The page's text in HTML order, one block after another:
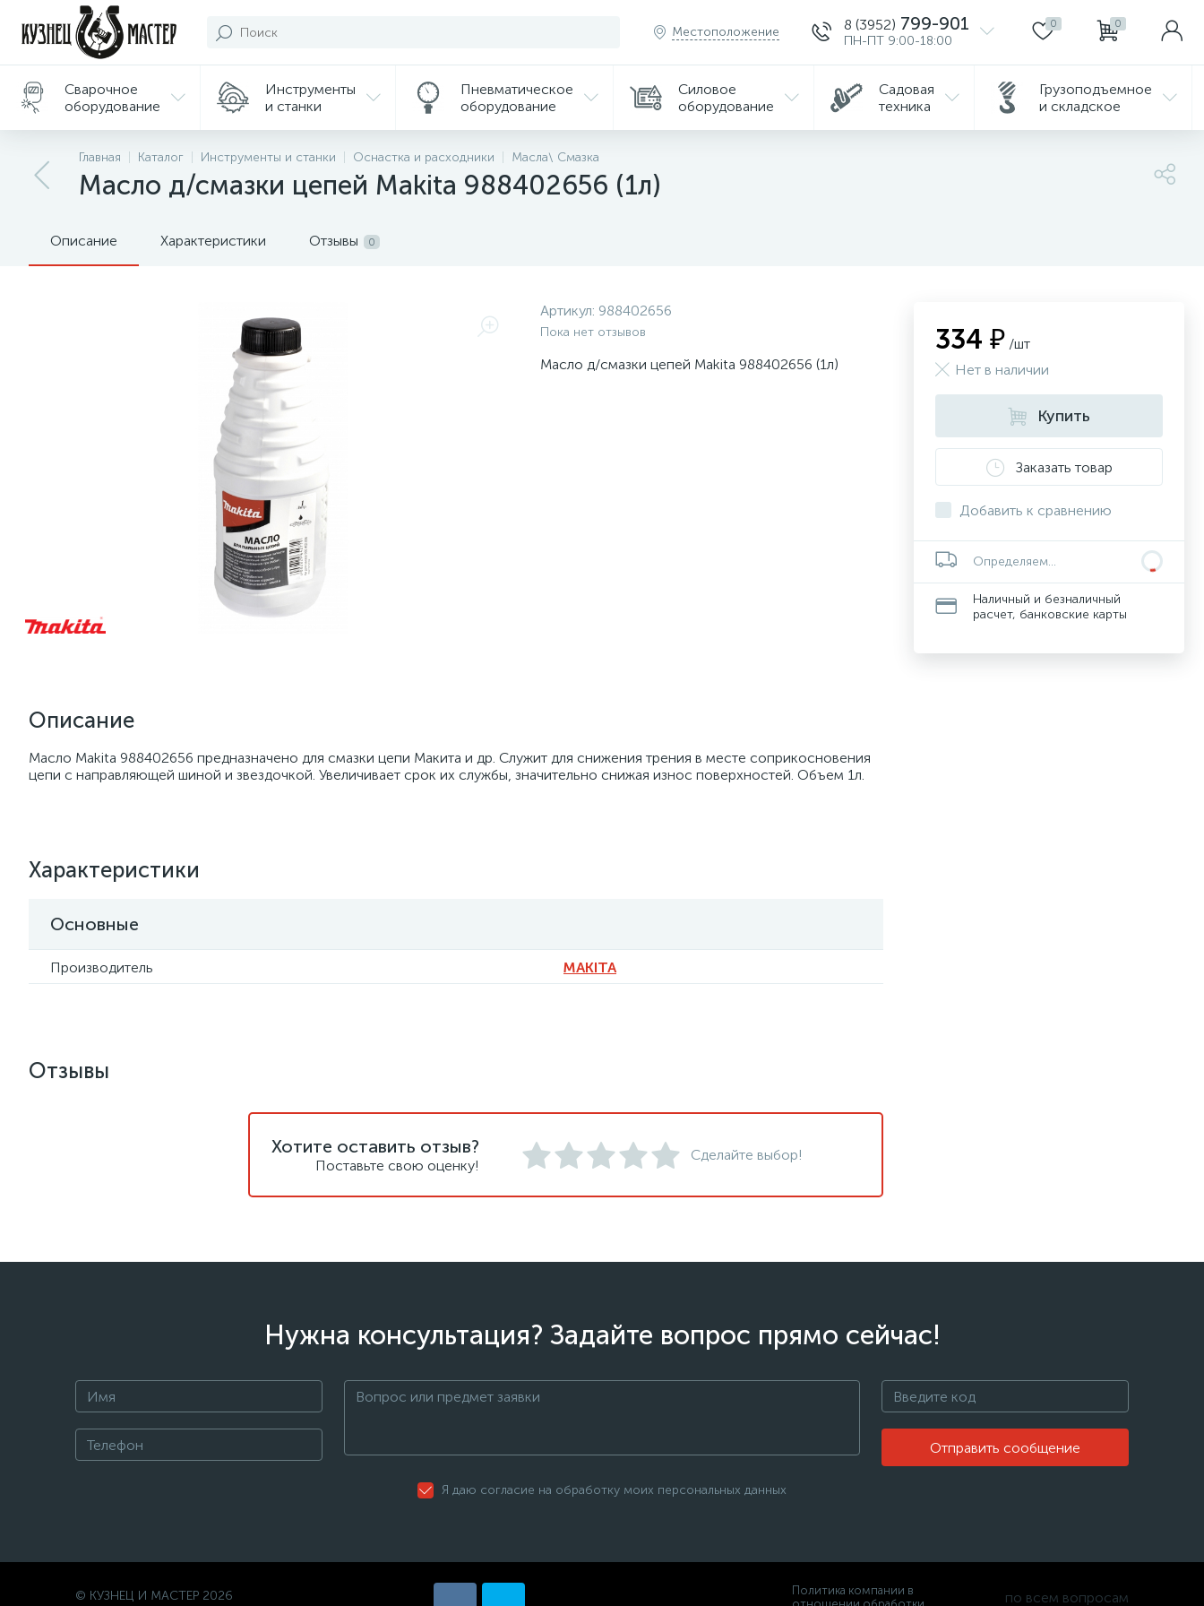
Местоположение 8 (3952) 799-901
ПН-ПТ 9:00-18:00
0 0
Сварочное
оборудование
Инструменты
и станки
Пневматическое
оборудование
Силовое
оборудование
Садовая
техника
Грузоподъемное
и складское
Подарки/
Сувениры
Главная Каталог Инструменты и станки Оснастка и расходники Масла\ Смазка
Масло д/смазки цепей Makita 988402656 (1л)
Описание Характеристики Отзывы 0
Артикул: 988402656
Пока нет отзывов
Масло д/смазки цепей Makita 988402656 (1л)
Описание
Масло Makita 988402656 предназначено для смазки цепи Макита и др. Служит для снижения трения в месте соприкосновения
цепи с направляющей шиной и звездочкой. Увеличивает срок их службы, значительно снижая износ поверхностей. Объем 1л.
Характеристики
Основные
Производитель MAKITA
334 ₽ /шт
Нет в наличии
Купить
Заказать товар
Добавить к сравнению
Определяем...
Наличный и безналичный
расчет, банковские карты
Отзывы
Хотите оставить отзыв?
Поставьте свою оценку!
Сделайте выбор!
Нужна консультация? Задайте вопрос прямо сейчас!
Отправить сообщение
Я даю согласие на обработку моих персональных данных
© КУЗНЕЦ И МАСТЕР 2026
Политика компании в
по всем вопросам